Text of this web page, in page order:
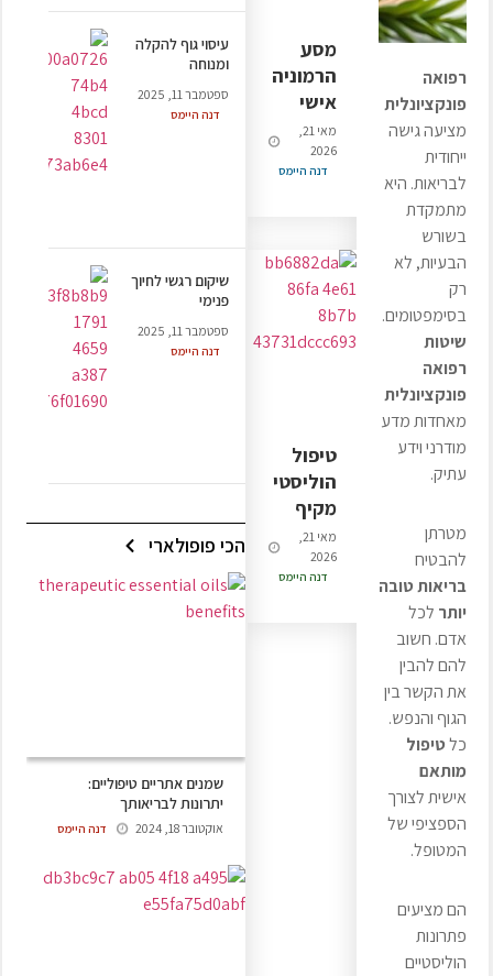
רפואה
פונקציונלית
מציעה גישה
ייחודית
לבריאות. היא
מתמקדת
בשורש
הבעיות, לא
רק
בסימפטומים.
שיטות
רפואה
פונקציונלית
מאחדות מדע
מודרני וידע
עתיק.
מטרתן
להבטיח
בריאות טובה
יותר לכל
אדם. חשוב
להם להבין
את הקשר בין
הגוף והנפש.
כלטיפול
מותאם
אישית לצורך
הספציפי של
המטופל.
הם מציעים
פתרונות
הוליסטיים
מסע
הרמוניה
אישי
דנה היימס
2026
טיפול
הוליסטי
מקיף
דנה היימס
מאי 21,
2026
עיסוי גוף להקלה
ומנוחה
דנה היימס
ספטמבר 11, 2025
שיקום רגשי לחיוך
פנימי
דנה היימס
ספטמבר 11, 2025
הכי פופולארי
שמנים אתריים טיפוליים:
יתרונות לבריאותך
דנה היימס אוקטובר 18, 2024